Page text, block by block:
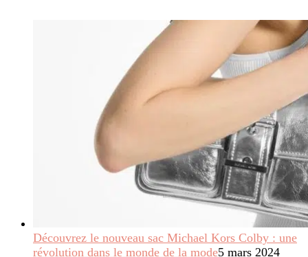
Découvrez le nouveau sac Michael Kors Colby : une
révolution dans le monde de la mode5 mars 2024